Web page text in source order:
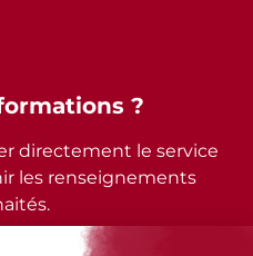
?
directement le service
les renseignements